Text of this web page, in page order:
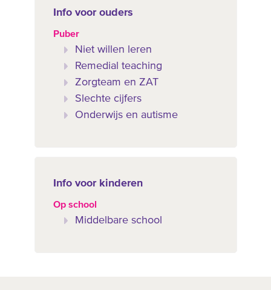
Info voor ouders
Puber
Niet willen leren
Remedial teaching
Zorgteam en ZAT
Slechte cijfers
Onderwijs en autisme
Info voor kinderen
Op school
Middelbare school